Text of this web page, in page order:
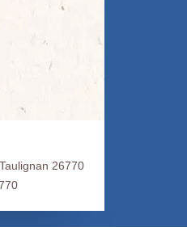
26770